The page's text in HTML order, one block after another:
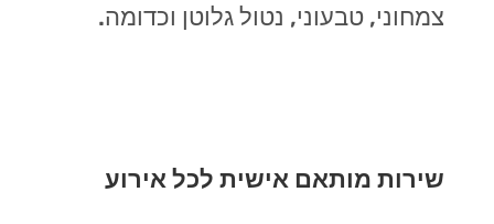
צמחוני, טבעוני, נטול גלוטן וכדומה.
שירות מותאם אישית לכל אירוע